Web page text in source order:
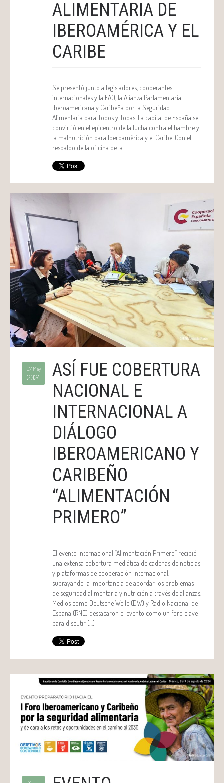
ALIMENTARIA DE
IBEROAMÉRICA Y EL
CARIBE
Se presentó junto a legisladores, cooperantes
internacionales y la FAO, la Alianza Parlamentaria
Iberoamericana y Caribeña por la Seguridad
Alimentaria para Todos y Todas. La capital de España se
convirtió en el epicentro de la lucha contra el hambre y
la malnutrición para Iberoamérica y el Caribe. Con el
respaldo de la oficina de la […]
07 May
2024
ASÍ FUE COBERTURA
NACIONAL E
INTERNACIONAL A
DIÁLOGO
IBEROAMERICANO Y
CARIBEÑO
“ALIMENTACIÓN
PRIMERO”
El evento internacional “Alimentación Primero” recibió
una extensa cobertura mediática de cadenas de noticias
y plataformas de cooperación internacional,
subrayando la importancia de abordar los problemas
de seguridad alimentaria y nutrición a través de alianzas.
Medios como Deutsche Welle (DW) y Radio Nacional de
España (RNE) destacaron el evento como un foro clave
para discutir […]